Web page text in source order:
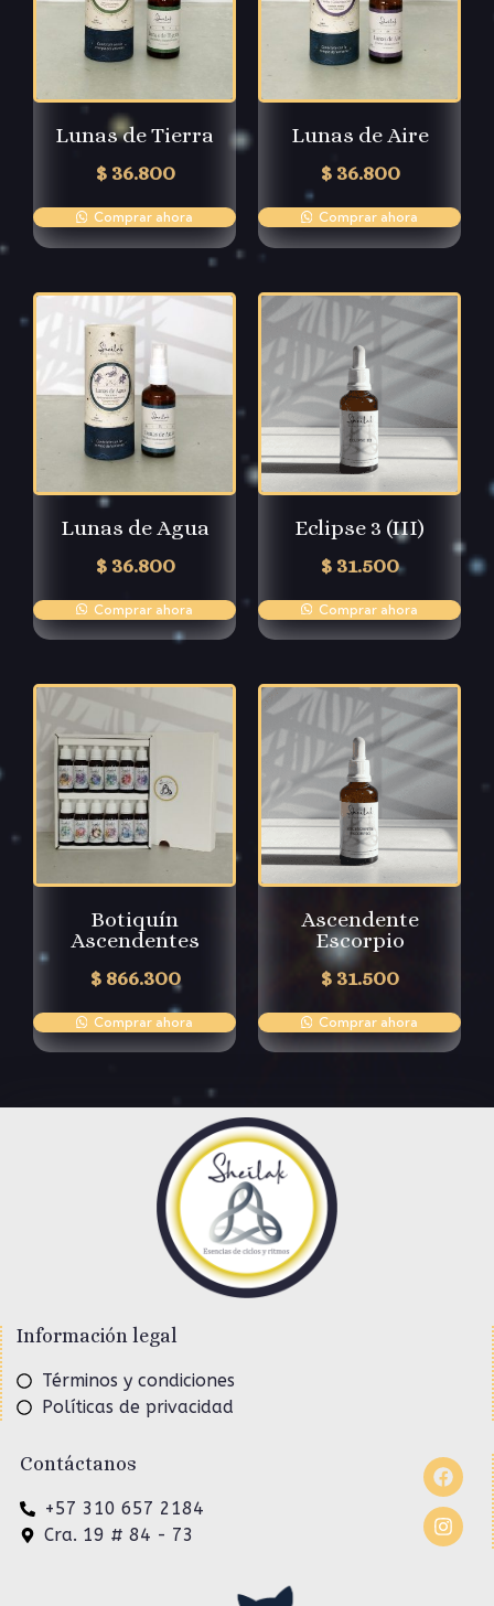
Lunas de Tierra
$36.800
Comprar ahora
Lunas de Aire
$36.800
Comprar ahora
Lunas de Agua
$36.800
Comprar ahora
Eclipse 3 (III)
$ 31.500
Comprar ahora
Botiquín
Ascendentes
$866.300
Comprar ahora
Ascendente
Escorpio
$31.500
Comprar ahora
Información legal
Términos y condiciones
Políticas de privacidad
Contáctanos
+57 310 657 2184
Cra. 19 # 84 - 73